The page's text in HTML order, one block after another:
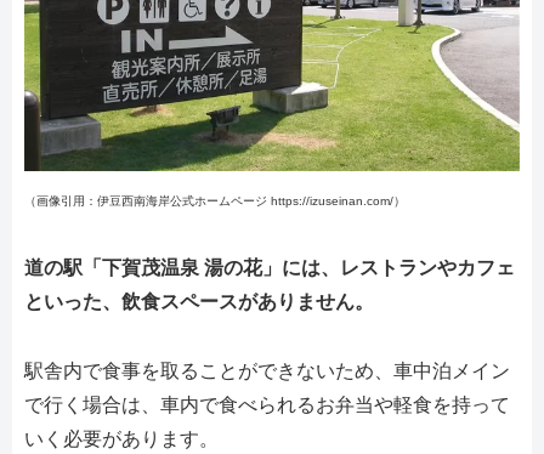
（画像引用：伊豆西南海岸公式ホームページ https://izuseinan.com/）
道の駅「下賀茂温泉 湯の花」には、レストランやカフェ
といった、飲食スペースがありません。
駅舎内で食事を取ることができないため、車中泊メイン
で行く場合は、車内で食べられるお弁当や軽食を持って
いく必要があります。